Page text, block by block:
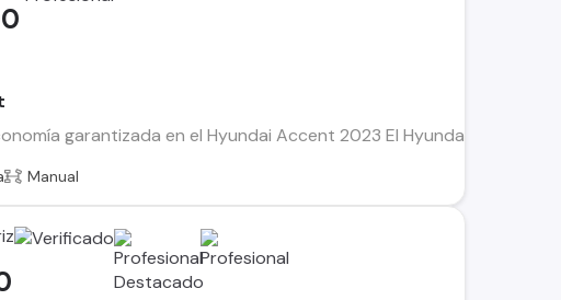
garantizada en el Hyundai Accent 2023 El Hyundai Accent
Manual